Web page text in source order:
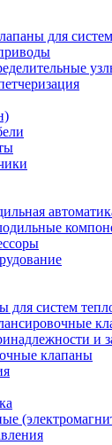
для
для систем
и
клапаны